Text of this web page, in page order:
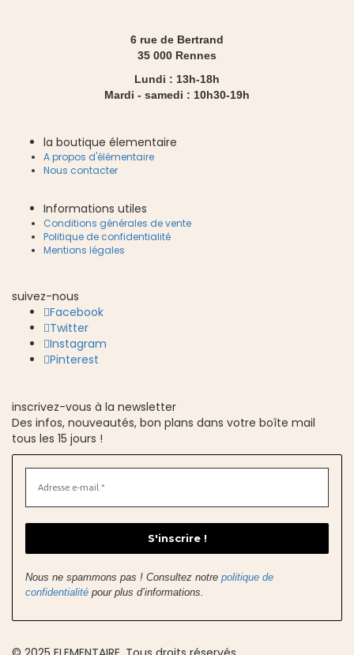
6 rue de Bertrand
35 000 Rennes
Lundi : 13h-18h
Mardi - samedi : 10h30-19h
la boutique élementaire
A propos d'élémentaire
Nous contacter
Informations utiles
Conditions générales de vente
Politique de confidentialité
Mentions légales
suivez-nous
Facebook
Twitter
Instagram
Pinterest
inscrivez-vous à la newsletter
Des infos, nouveautés, bon plans dans votre boîte mail
tous les 15 jours !
Nous ne spammons pas ! Consultez notre politique de
confidentialité pour plus d’informations.